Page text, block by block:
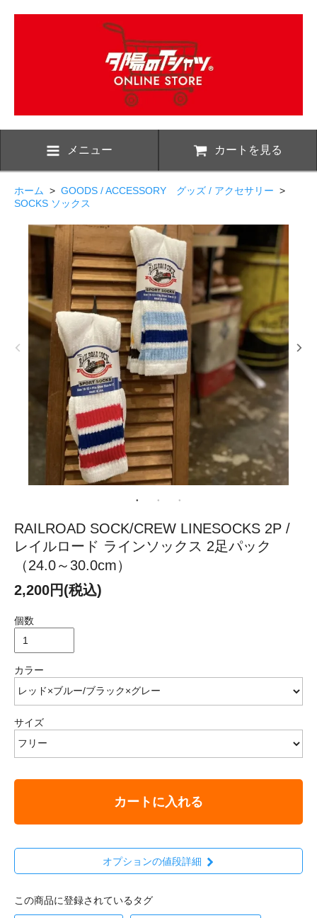
メニュー カートを見る
ホーム > GOODS / ACCESSORY グッズ / アクセサリー >
SOCKS ソックス
RAILROAD SOCK/CREW LINESOCKS 2P /
レイルロード ラインソックス 2足パック
（24.0～30.0cm）
2,200円(税込)
個数
カラー
サイズ
カートに入れる
オプションの値段詳細
この商品に登録されているタグ